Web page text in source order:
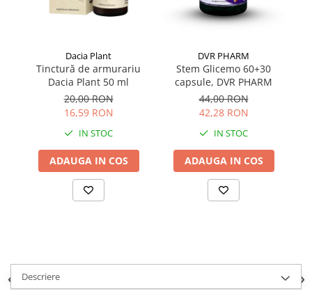
Dacia Plant
Tinctură de armurariu
Dacia Plant 50 ml
20,00 RON
16,59 RON
IN STOC
ADAUGA IN COS
DVR PHARM
Stem Glicemo 60+30
capsule, DVR PHARM
44,00 RON
42,28 RON
IN STOC
ADAUGA IN COS
Descriere